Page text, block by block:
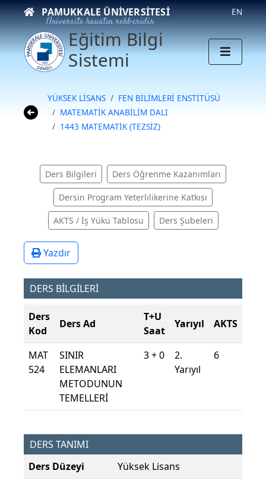
PAMUKKALE ÜNIVERSITESI
Üniversite hayatın rehberidir
EN
Eğitim Bilgi
Sistemi
YÜKSEK LİSANS
FEN BİLİMLERİ ENSTİTÜSÜ
MATEMATİK ANABİLİM DALI
1443 MATEMATİK (TEZSİZ)
Ders Bilgileri Ders Öğrenme Kazanımları
Dersin Program Yeterlilikerine Katkısı
AKTS / İş Yükü Tablosu Ders Şubeleri
Yazdır
DERS BİLGİLERİ
Ders
Kod
Ders Ad
T+U
Saat
Yarıyıl AKTS
MAT
524
SINIR
ELEMANLARI
METODUNUN
TEMELLERİ
3 + 0
2.
Yarıyıl
6
DERS TANIMI
Ders Düzeyi
Yüksek Lisans